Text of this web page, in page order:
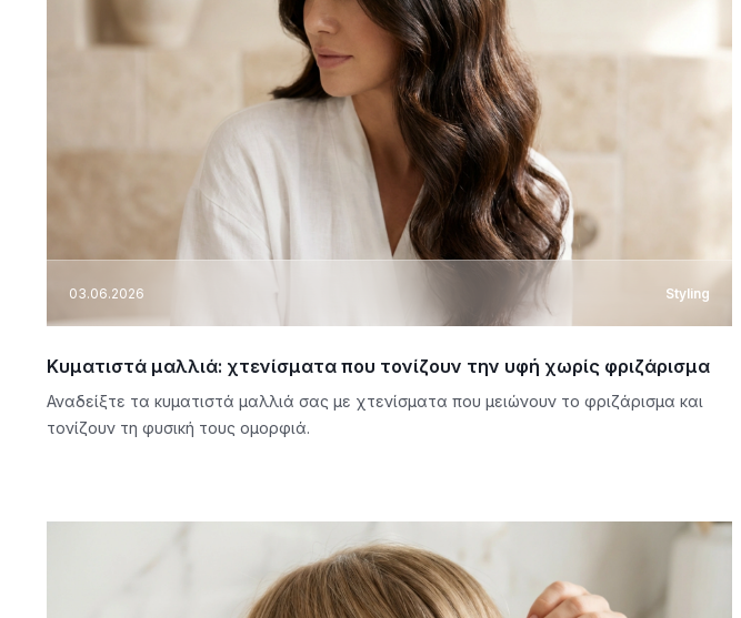
03.06.2026 Styling
Κυματιστά μαλλιά: χτενίσματα που τονίζουν την υφή χωρίς φριζάρισμα
Αναδείξτε τα κυματιστά μαλλιά σας με χτενίσματα που μειώνουν το φριζάρισμα και
τονίζουν τη φυσική τους ομορφιά.